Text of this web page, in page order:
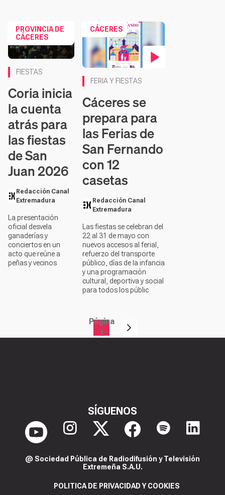
PROVINCIA DE
CÁCERES
FIESTAS
Coria inicia
la cuenta
atrás para
las fiestas
de San
Juan 2026
Redacción Canal
Extremadura
La presentación
oficial desvela
ganaderías y
conciertos en un
acto que reúne a
peñas y vecinos
CÁCERES
FERIA Y FIESTAS
Cáceres se
prepara para
las Ferias de
San Fernando
con 12
casetas
Redacción Canal
Extremadura
Las fiestas se celebran del
22 al 31 de mayo con
nuevos accesos al ferial,
refuerzo del transporte
público, días de la infancia
y una programación
cultural, deportiva y social
para todos los públic
Página
1
SÍGUENOS
@ Sociedad Pública de Radiodifusión y Televisión
Extremeña S.A.U.
POLITICA DE PRIVACIDAD Y COOKIES